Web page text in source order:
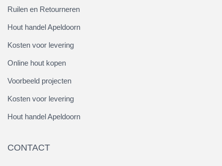
Ruilen en Retourneren
Hout handel Apeldoorn
Kosten voor levering
Online hout kopen
Voorbeeld projecten
Kosten voor levering
Hout handel Apeldoorn
CONTACT